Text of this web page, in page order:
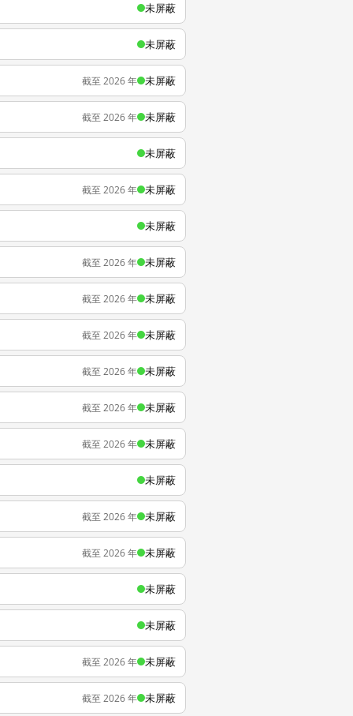
未屏蔽
未屏蔽
截至 2026 年 未屏蔽
截至 2026 年 未屏蔽
未屏蔽
截至 2026 年 未屏蔽
未屏蔽
截至 2026 年 未屏蔽
截至 2026 年 未屏蔽
截至 2026 年 未屏蔽
截至 2026 年 未屏蔽
截至 2026 年 未屏蔽
截至 2026 年 未屏蔽
未屏蔽
截至 2026 年 未屏蔽
截至 2026 年 未屏蔽
未屏蔽
未屏蔽
截至 2026 年 未屏蔽
截至 2026 年 未屏蔽